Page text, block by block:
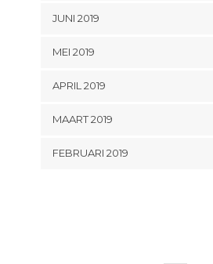
JUNI 2019
MEI 2019
APRIL 2019
MAART 2019
FEBRUARI 2019